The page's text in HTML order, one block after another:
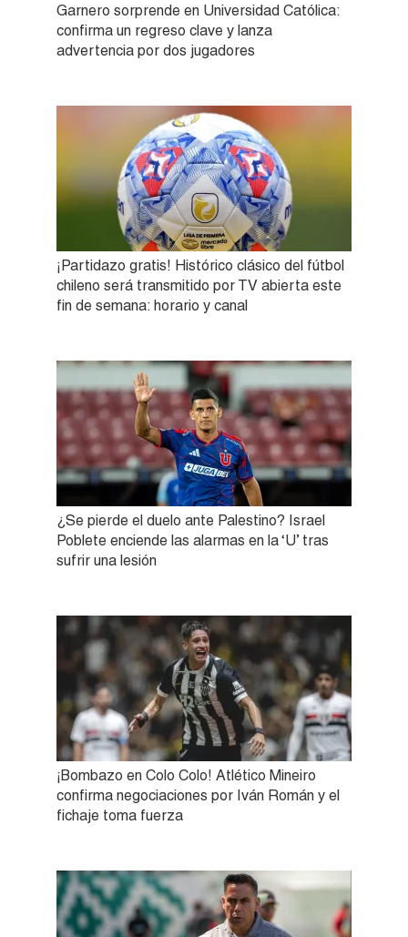
Garnero sorprende en Universidad Católica:
confirma un regreso clave y lanza
advertencia por dos jugadores
¡Partidazo gratis! Histórico clásico del fútbol
chileno será transmitido por TV abierta este
fin de semana: horario y canal
¿Se pierde el duelo ante Palestino? Israel
Poblete enciende las alarmas en la ‘U’ tras
sufrir una lesión
¡Bombazo en Colo Colo! Atlético Mineiro
confirma negociaciones por Iván Román y el
fichaje toma fuerza